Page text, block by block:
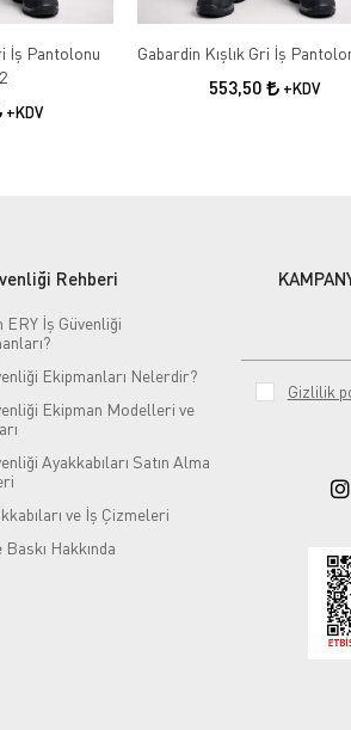
İş Pantolonu
+KDV
553,50 +KDV
Rehberi
ERY İş Güvenliği
Ekipmanları Nelerdir?
Ekipman Modelleri ve
Ayakkabıları Satın Alma
ve İş Çizmeleri
Baskı Hakkında
Gizlilik